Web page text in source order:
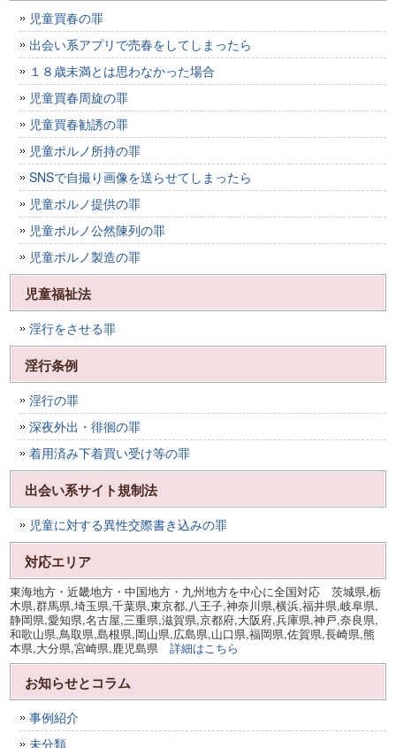
児童買春の罪
出会い系アプリで売春をしてしまったら
１８歳未満とは思わなかった場合
児童買春周旋の罪
児童買春勧誘の罪
児童ポルノ所持の罪
SNSで自撮り画像を送らせてしまったら
児童ポルノ提供の罪
児童ポルノ公然陳列の罪
児童ポルノ製造の罪
児童福祉法
淫行をさせる罪
淫行条例
淫行の罪
深夜外出・徘徊の罪
着用済み下着買い受け等の罪
出会い系サイト規制法
児童に対する異性交際書き込みの罪
対応エリア
東海地方・近畿地方・中国地方・九州地方を中心に全国対応 茨城県,栃
木県,群馬県,埼玉県,千葉県,東京都,八王子,神奈川県,横浜,福井県,岐阜県,
静岡県,愛知県,名古屋,三重県,滋賀県,京都府,大阪府,兵庫県,神戸,奈良県,
和歌山県,鳥取県,島根県,岡山県,広島県,山口県,福岡県,佐賀県,長崎県,熊
本県,大分県,宮崎県,鹿児島県詳細はこちら
お知らせとコラム
事例紹介
未分類